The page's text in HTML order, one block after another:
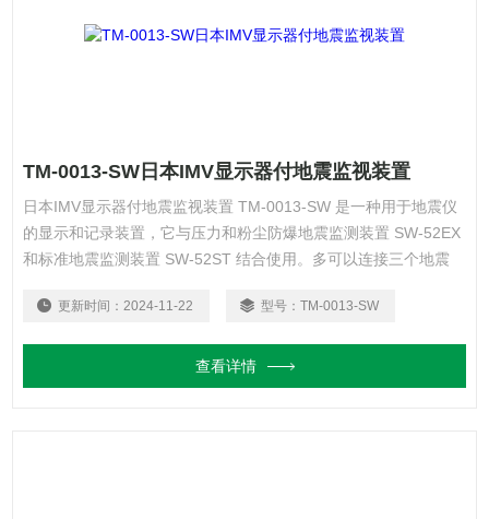
TM-0013-SW日本IMV显示器付地震监视装置
日本IMV显示器付地震监视装置 TM-0013-SW 是一种用于地震仪
的显示和记录装置，它与压力和粉尘防爆地震监测装置 SW-52EX
和标准地震监测装置 SW-52ST 结合使用。多可以连接三个地震
录的波形数据，并报告三个地震仪 在对地震警报进行逻辑判断
更新时间： 2024-11-22 型号： TM-0013-SW
查看详情